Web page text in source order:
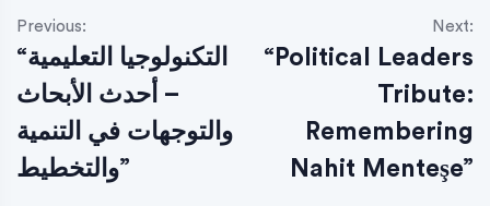
Previous:
“التكنولوجيا التعليمية
– أحدث الأبحاث
والتوجهات في التنمية
والتخطيط”
Next:
“Political Leaders
Tribute:
Remembering
Nahit Menteşe”